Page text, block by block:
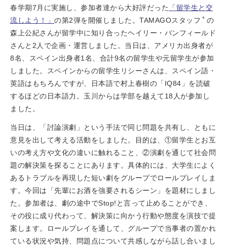
春学期7月に実施し、参加者達から大好評だった
「留学生と交
流しよう！」 の第2弾を開催しました。TAMAGOスタッフ ＊ の
森上公紀さんが留学中に知り合ったヘイリー・バンフィールド
さんと2人で企画・運営しました。当日は、アメリカ出身者が
8名、スペイン出身者1名、合計9名の留学生や元留学生が参加
しました。スペインからの留学生リシーさんは、スペイン語・
英語はもちろんですが、日本語で村上春樹の「IQ84」を読破
するほどの日本語力。玉川からは学部を越えて18人が参加し
ました。
当日は、「討論演劇」という手法で同じ問題を共有し、ともに
意見を出して考える活動をしました。目的は、①留学生とお互
いの考え方や文化の違いに触れること、②演劇を通じて社会問
題の解決策を探ることにあります。具体的には、大学生によく
あるトラブルを再現した短い劇をグループでロールプレイしま
す。今回は「先輩にお酒を強要されるシーン」を題材にしまし
た。参加者は、劇の途中でStop!と言って止めることができ、
その役に成り代わって、解決策に向かう行動や態度を演技で提
案します。ロールプレイを通して、グループで当事者の置かれ
ている状況や気持、問題点について共感しながら話し合いまし